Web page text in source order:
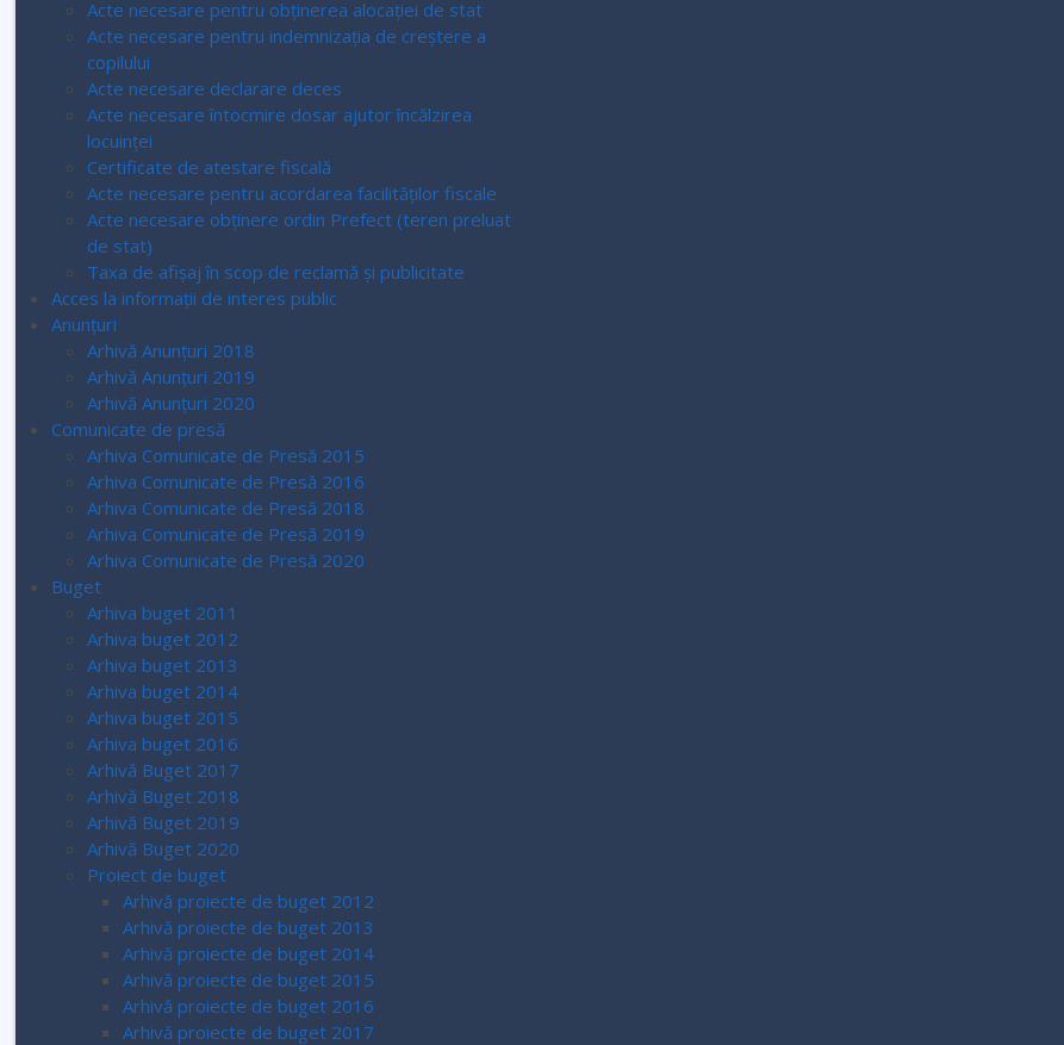
Acte necesare pentru obținerea alocației de stat
Acte necesare pentru indemnizația de creștere a
copilului
Acte necesare declarare deces
Acte necesare întocmire dosar ajutor încălzirea
locuinței
Certificate de atestare fiscală
Acte necesare pentru acordarea facilităților fiscale
Acte necesare obținere ordin Prefect (teren preluat
de stat)
Taxa de afișaj în scop de reclamă și publicitate
Acces la informaţii de interes public
Anunțuri
Arhivă Anunțuri 2018
Arhivă Anunțuri 2019
Arhivă Anunțuri 2020
Comunicate de presă
Arhiva Comunicate de Presă 2015
Arhiva Comunicate de Presă 2016
Arhiva Comunicate de Presă 2018
Arhiva Comunicate de Presă 2019
Arhiva Comunicate de Presă 2020
Buget
Arhiva buget 2011
Arhiva buget 2012
Arhiva buget 2013
Arhiva buget 2014
Arhiva buget 2015
Arhiva buget 2016
Arhivă Buget 2017
Arhivă Buget 2018
Arhivă Buget 2019
Arhivă Buget 2020
Proiect de buget
Arhivă proiecte de buget 2012
Arhivă proiecte de buget 2013
Arhivă proiecte de buget 2014
Arhivă proiecte de buget 2015
Arhivă proiecte de buget 2016
Arhivă proiecte de buget 2017